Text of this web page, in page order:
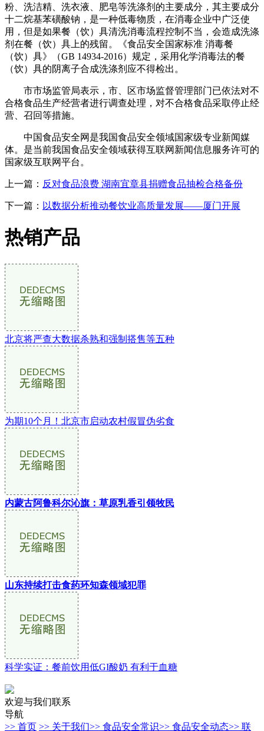
粉、洗洁精、洗衣液、肥皂等洗涤剂的主要成分，其主要成分
十二烷基苯磺酸钠，是一种低毒物质，在消毒企业中广泛使
用，但是如果餐（饮）具清洗消毒流程控制不当，会造成洗涤
剂在餐（饮）具上的残留。《食品安全国家标准 消毒餐
（饮）具》（GB 14934-2016）规定，采用化学消毒法的餐
（饮）具的阴离子合成洗涤剂应不得检出。
市市场监管局表示，市、区市场监督管理部门已依法对不
合格食品生产经营者进行调查处理，对不合格食品采取停止经
营、召回等措施。
中国食品安全网是我国食品安全领域国家级专业新闻媒
体。是当前我国食品安全领域获得互联网新闻信息服务许可的
国家级互联网平台。
上一篇： 反对食品浪费 湖南宜章县捐赠食品抽检合格备份
下一篇： 以数据分析推动餐饮业高质量发展——厦门开展
热销产品
北京将严查大数据杀熟和强制搭售等五种
为期10个月！北京市启动农村假冒伪劣食
内蒙古阿鲁科尔沁旗：草原乳香引领牧民
山东持续打击食药环知森领域犯罪
科学实证：餐前饮用低GI酸奶 有利于血糖
欢迎与我们联系
导航
>> 首页 >> 关于我们>> 食品安全常识>> 食品安全动态>> 联